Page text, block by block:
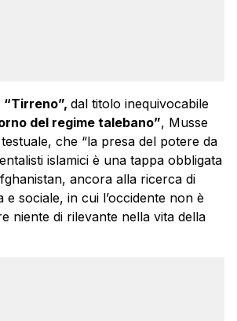
“Tirreno”, dal titolo inequivocabile
del regime talebano”, Musse
che “la presa del potere da
islamici è una tappa obbligata
ancora alla ricerca di
e sociale, in cui l’occidente non è
niente di rilevante nella vita della